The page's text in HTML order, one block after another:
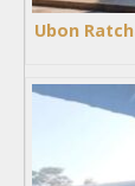
Ubon